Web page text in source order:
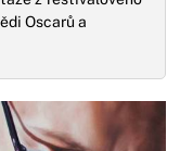
Oscarů a